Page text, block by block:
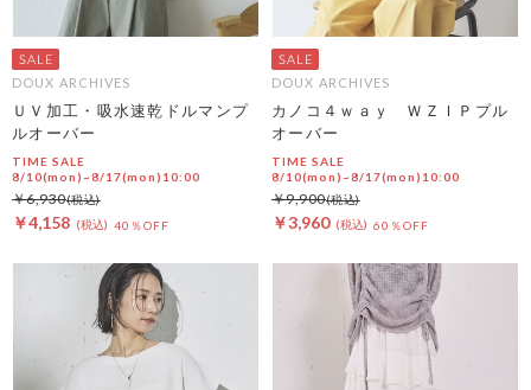
DOUX ARCHIVES
ＵＶ加工・吸水速乾ドルマンプ
ルオーバー
TIME SALE
8/10(mon)~8/17(mon)10:00
￥4,158 40％OFF
￥6,930
DOUX ARCHIVES
カノコ４ｗａｙ ＷＺＩＰプル
オーバー
TIME SALE
8/10(mon)~8/17(mon)10:00
￥3,960 60％OFF
￥9,900